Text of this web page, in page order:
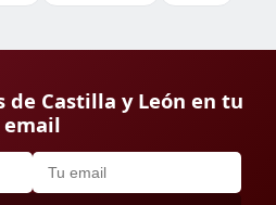
de Castilla y León en tu
email